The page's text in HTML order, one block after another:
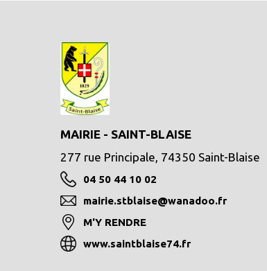
MAIRIE - SAINT-BLAISE
277 rue Principale, 74350 Saint-Blaise
04 50 44 10 02
mairie.stblaise@wanadoo.fr
M'Y RENDRE
www.saintblaise74.fr